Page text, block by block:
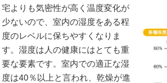
宅よりも気密性が高く温度変化が
少ないので、室内の湿度をある程
度のレベルに保ちやすくなりま
す。湿度は人の健康にはとても重
要な要素です。室内での適正な湿
度は40％以上と言われ、乾燥が進